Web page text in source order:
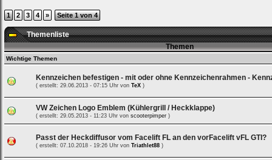
einzuloggen.
Username:
Passwort:
Onlinestatus verstecken.
1 2 3 4 » Seite 1 von 4
Themenliste
Themen
Wichtige Themen
Kennzeichen befestigen - mit oder ohne Kennzeichenrahmen -
( erstellt: 29.06.2013 - 07:15 Uhr von TeX )
VW Zeichen Logo Emblem (Kühlergrill / Heckklappe)
( erstellt: 29.05.2013 - 11:23 Uhr von scooterpimper )
Passt der Heckdiffusor vom Facelift FL an den vorFacelift vFL GTI?
( erstellt: 07.10.2018 - 19:26 Uhr von Triathlet88 )